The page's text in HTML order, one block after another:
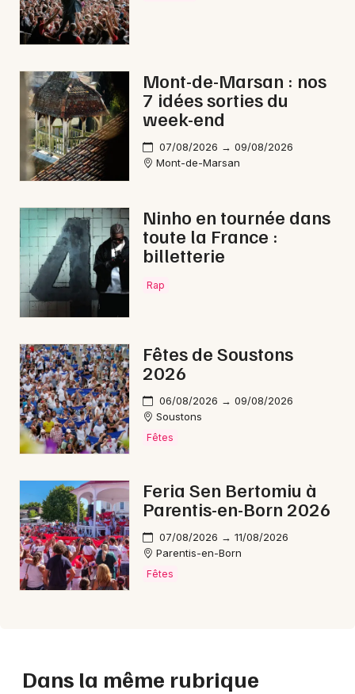
Mont-de-Marsan : nos
7 idées sorties du
week-end
07/08/2026 → 09/08/2026
Mont-de-Marsan
Ninho en tournée dans
toute la France :
billetterie
Rap
Fêtes de Soustons
2026
06/08/2026 → 09/08/2026
Soustons
Fêtes
Feria Sen Bertomiu à
Parentis-en-Born 2026
07/08/2026 → 11/08/2026
Parentis-en-Born
Fêtes
Dans la même rubrique